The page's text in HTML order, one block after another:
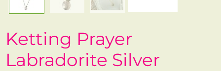
Ketting Prayer
Labradorite Silver